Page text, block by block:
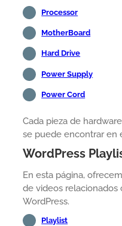
Processor
MotherBoard
Hard Drive
Power Supply
Power Cord
Cada pieza de
se puede encontrar en
WordPress
En esta página,
de videos relacionados
WordPress.
Playlist